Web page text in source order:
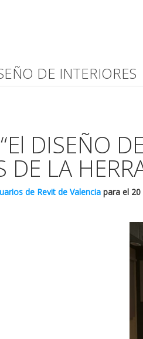
DE INTERIORES
DISEÑO
DE LA
de Revit de Valencia para el